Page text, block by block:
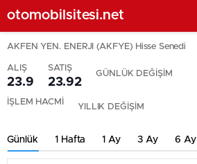
otomobilsitesi.net
AKFEN YEN. ENERJI (AKFYE) Hisse Senedi
ALIŞ
23.9
SATIŞ
23.92
GÜNLÜK DEĞİŞİM
İŞLEM HACMİ YILLIK DEĞİŞİM
Günlük 1 Hafta 1 Ay 3 Ay 6 Ay